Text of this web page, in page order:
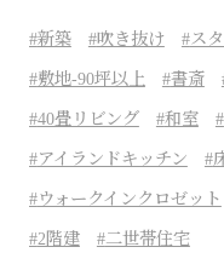
新築 吹き抜け ス
敷地-90坪以上 書斎
40畳リビング 和室
アイランドキッチン
ウォークインクロゼット
2階建 二世帯住宅